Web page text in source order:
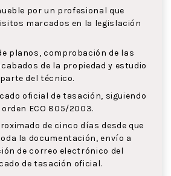
por un profesional que
marcados en la legislación
planos, comprobación de las
de la propiedad y estudio
del técnico.
oficial de tasación, siguiendo
ECO 805/2003.
de cinco días desde que
la documentación, envío a
de correo electrónico del
de tasación oficial.